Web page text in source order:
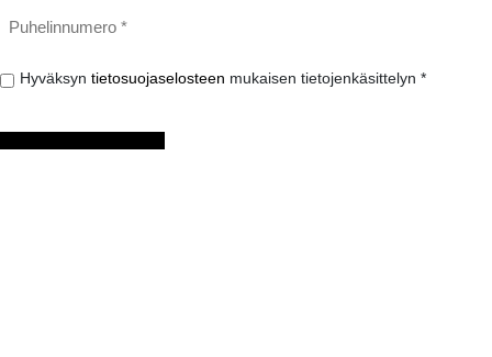
Hyväksyn
tietojenkäsittelyn*
Hyväksyn tietosuojaselosteen mukaisen tietojenkäsittelyn *